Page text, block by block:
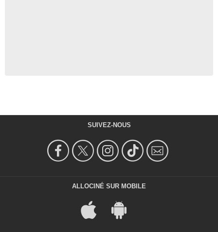
SUIVEZ-NOUS
ALLOCINÉ SUR MOBILE